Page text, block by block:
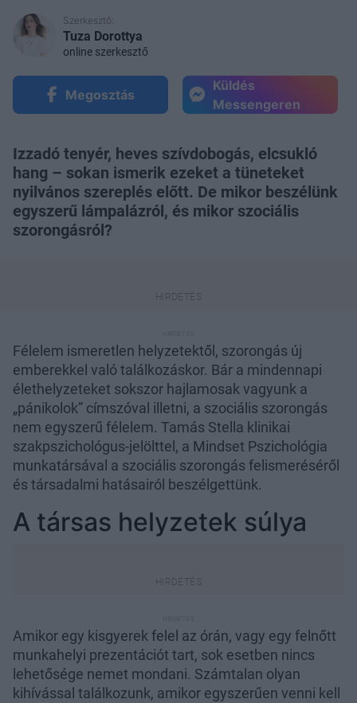
Szerkesztő:
Tuza Dorottya
online szerkesztő
Megosztás
Küldés
Messengeren
Izzadó tenyér, heves szívdobogás, elcsukló
hang – sokan ismerik ezeket a tüneteket
nyilvános szereplés előtt. De mikor beszélünk
egyszerű lámpalázról, és mikor szociális
szorongásról?
Félelem ismeretlen helyzetektől, szorongás új
emberekkel való találkozáskor. Bár a mindennapi
élethelyzeteket sokszor hajlamosak vagyunk a
„pánikolok” címszóval illetni, a szociális szorongás
nem egyszerű félelem. Tamás Stella klinikai
szakpszichológus-jelölttel, a Mindset Pszichológia
munkatársával a szociális szorongás felismeréséről
és társadalmi hatásairól beszélgettünk.
A társas helyzetek súlya
Amikor egy kisgyerek felel az órán, vagy egy felnőtt
munkahelyi prezentációt tart, sok esetben nincs
lehetősége nemet mondani. Számtalan olyan
kihívással találkozunk, amikor egyszerűen venni kell